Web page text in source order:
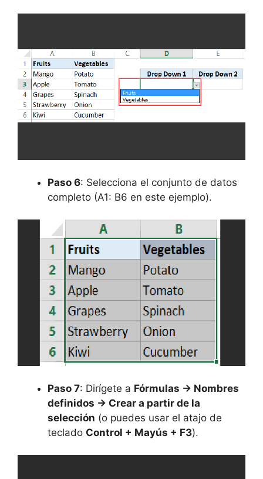
Paso 6: Selecciona el conjunto de datos
completo (A1: B6 en este ejemplo).
Paso 7: Dirígete a Fórmulas -> Nombres
definidos -> Crear a partir de la
selección (o puedes usar el atajo de
teclado Control + Mayús + F3).